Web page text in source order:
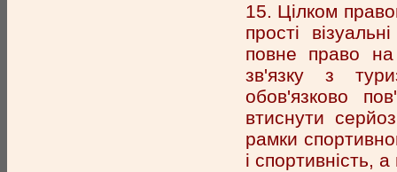
15. Цілком
прості
повне право
зв'язку з
обов'язково
втиснути
рамки
і спортивність,